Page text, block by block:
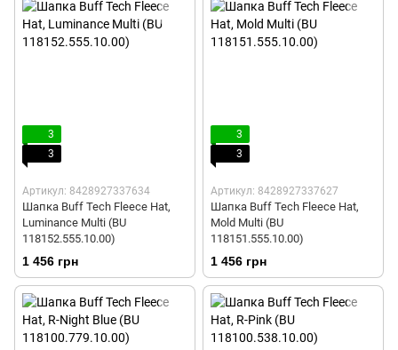
3
3
Артикул: 8428927337634
Шапка Buff Tech Fleece Hat,
Luminance Multi (BU
118152.555.10.00)
1 456 грн
3
3
Артикул: 8428927337627
Шапка Buff Tech Fleece Hat,
Mold Multi (BU
118151.555.10.00)
1 456 грн